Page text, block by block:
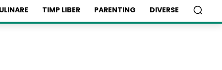
TIMP LIBER PARENTING DIVERSE